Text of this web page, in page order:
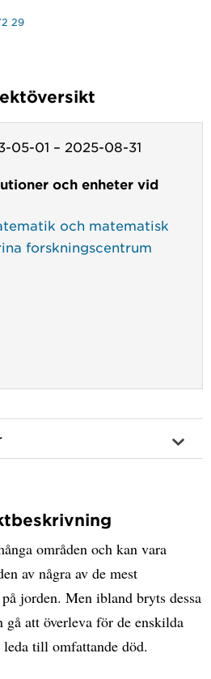
29
05-01 – 2025-08-31
och enheter vid
och matematisk
forskningscentrum
områden och kan vara
av några av de mest
jorden. Men ibland bryts dessa
gå att överleva för de enskilda
till omfattande död.